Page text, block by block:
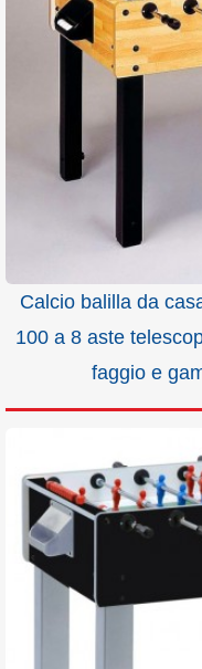
Calcio balilla da
100 a 8 aste
faggio e